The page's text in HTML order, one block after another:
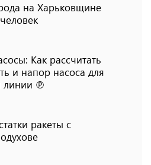
на Харьковщине
Как рассчитать
и напор насоса для
линии ℗
ракеты с